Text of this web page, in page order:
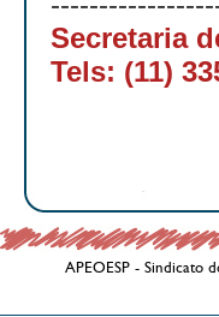
Secretaria
Tels: (11)
APEOESP - Sindicato